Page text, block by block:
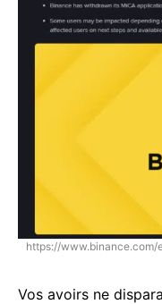
https://
Vos avoirs ne